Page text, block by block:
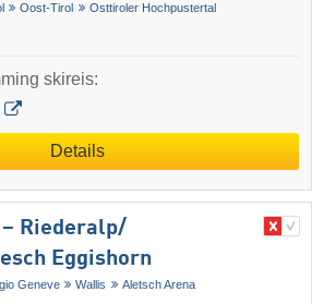
Oost-Tirol Osttiroler Hochpustertal
skireis:
Details
Riederalp/​
Eggishorn
Geneve Wallis Aletsch Arena